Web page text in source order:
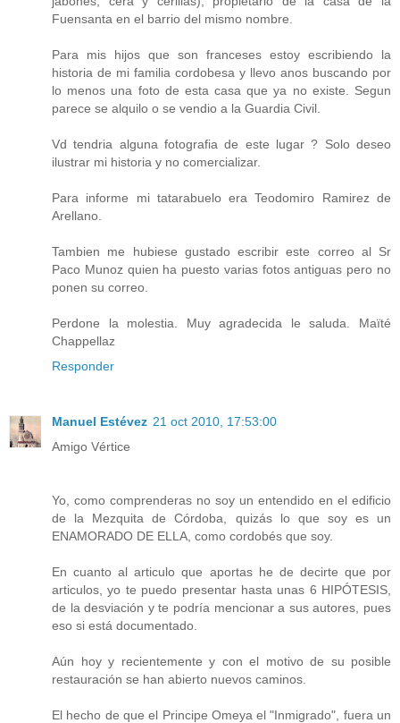
Fuensanta en el barrio del mismo nombre.
Para mis hijos que son franceses estoy escribiendo la
historia de mi familia cordobesa y llevo anos buscando por
lo menos una foto de esta casa que ya no existe. Segun
parece se alquilo o se vendio a la Guardia Civil.
Vd tendria alguna fotografia de este lugar ? Solo deseo
ilustrar mi historia y no comercializar.
Para informe mi tatarabuelo era Teodomiro Ramirez de
Arellano.
Tambien me hubiese gustado escribir este correo al Sr
Paco Munoz quien ha puesto varias fotos antiguas pero no
ponen su correo.
Perdone la molestia. Muy agradecida le saluda. Maïté
Chappellaz
Responder
Manuel Estévez 21 oct 2010, 17:53:00
Amigo Vértice
Yo, como comprenderas no soy un entendido en el edificio
de la Mezquita de Córdoba, quizás lo que soy es un
ENAMORADO DE ELLA, como cordobés que soy.
En cuanto al articulo que aportas he de decirte que por
articulos, yo te puedo presentar hasta unas 6 HIPÓTESIS,
de la desviación y te podría mencionar a sus autores, pues
eso si está documentado.
Aún hoy y recientemente y con el motivo de su posible
restauración se han abierto nuevos caminos.
El hecho de que el Principe Omeya el "Inmigrado", fuera un